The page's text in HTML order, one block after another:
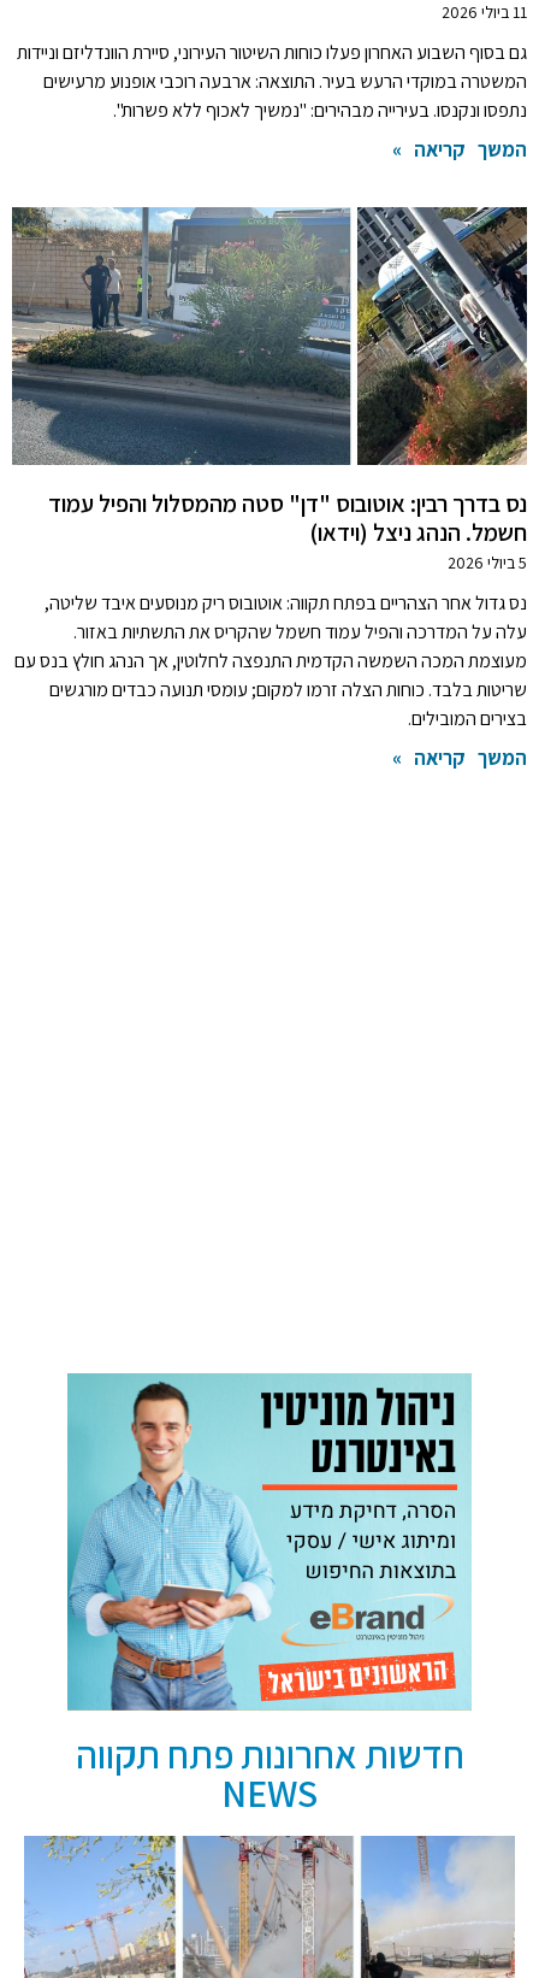
11 ביולי 2026
גם בסוף השבוע האחרון פעלו כוחות השיטור העירוני, סיירת הוונדליזם וניידות
המשטרה במוקדי הרעש בעיר. התוצאה: ארבעה רוכבי אופנוע מרעישים
נתפסו ונקנסו. בעירייה מבהירים: "נמשיך לאכוף ללא פשרות".
המשך קריאה »
נס בדרך רבין: אוטובוס "דן" סטה מהמסלול והפיל עמוד
חשמל. הנהג ניצל (וידאו)
5 ביולי 2026
נס גדול אחר הצהריים בפתח תקווה: אוטובוס ריק מנוסעים איבד שליטה,
עלה על המדרכה והפיל עמוד חשמל שהקריס את התשתיות באזור.
מעוצמת המכה השמשה הקדמית התנפצה לחלוטין, אך הנהג חולץ בנס עם
שריטות בלבד. כוחות הצלה זרמו למקום; עומסי תנועה כבדים מורגשים
בצירים המובילים.
המשך קריאה »
חדשות אחרונות פתח תקווה
NEWS